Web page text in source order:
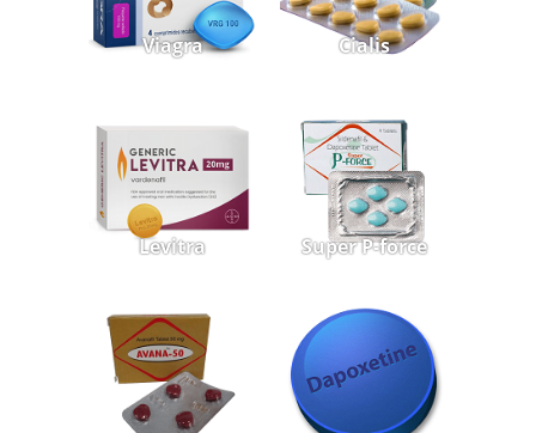
Viagra Cialis
Levitra Super P-force